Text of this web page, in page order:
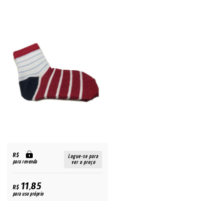
R$
para revenda
Logue-se para
ver o preço
R$11,85
para uso próprio